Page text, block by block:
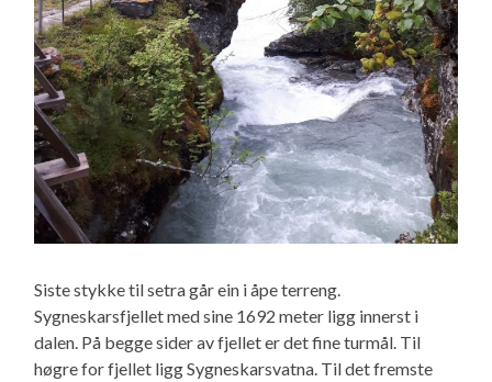
Siste stykke til setra går ein i åpe terreng.
Sygneskarsfjellet med sine 1692 meter ligg innerst i
dalen. På begge sider av fjellet er det fine turmål. Til
høgre for fjellet ligg Sygneskarsvatna. Til det fremste